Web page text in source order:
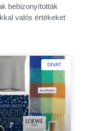
bebizonyították
valós értékeket
DIVAT